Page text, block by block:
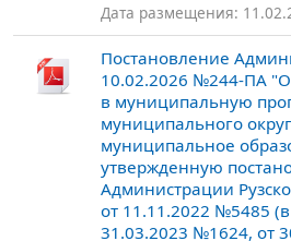
Дата размещения:
Постановление
10.02.2026 №244-ПА
в муниципальную
муниципального
муниципальное
утвержденную
Администрации
от 11.11.2022 №5485
31.03.2023 №1624, от